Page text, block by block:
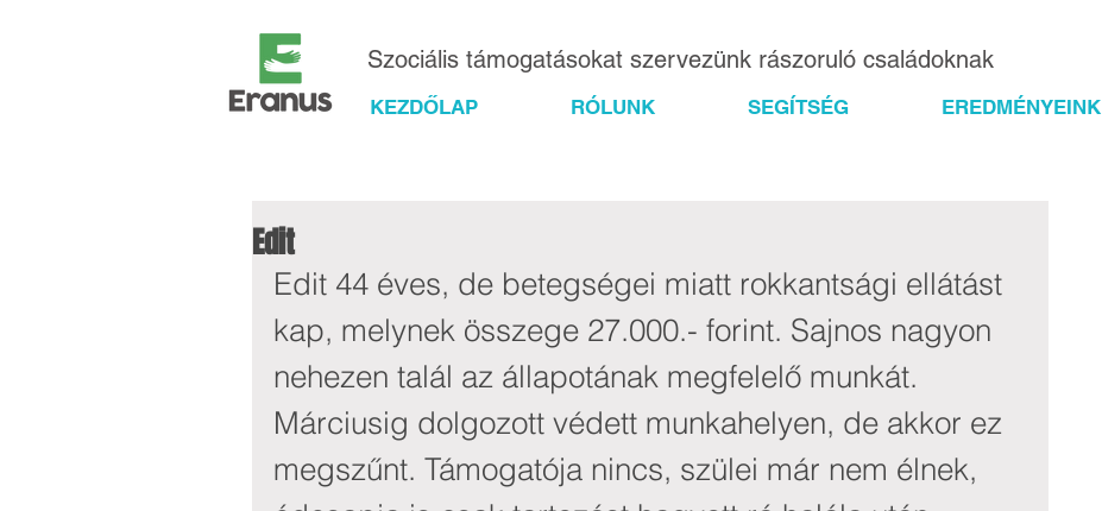
Szociális támogatásokat szervezünk rászoruló családoknak
KEZDŐLAP RÓLUNK SEGÍTSÉG EREDMÉNYEINK
Edit
Edit 44 éves, de betegségei miatt rokkantsági ellátást
kap, melynek összege 27.000.- forint. Sajnos nagyon
nehezen talál az állapotának megfelelő munkát.
Márciusig dolgozott védett munkahelyen, de akkor ez
megszűnt. Támogatója nincs, szülei már nem élnek,